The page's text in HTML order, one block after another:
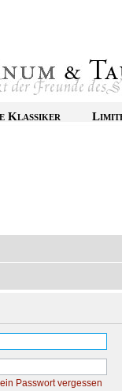
Klassiker
Passwort vergessen